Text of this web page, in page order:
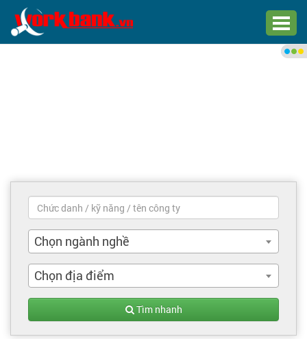
Trang chủ
Việc làm mới nhất
Tìm việc làm
Chọn ngành nghề
Chọn địa điểm
Tìm nhanh